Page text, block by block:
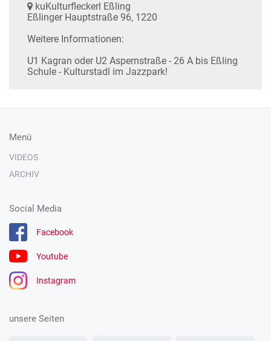
kuKulturfleckerl Eßling
Eßlinger Hauptstraße 96, 1220
Weitere Informationen:
U1 Kagran oder U2 Aspernstraße - 26 A bis Eßling
Schule - Kulturstadl im Jazzpark!
Menü
VIDEOS
ARCHIV
Social Media
Facebook
Youtube
Instagram
unsere Seiten